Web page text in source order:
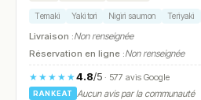
Temaki Yakitori Nigiri saumon Teriyaki
Livraison :Non renseignée
Réservation en ligne :Non renseignée
★★★★★4.8/5· 577 avis Google
RANKEAT
Aucun avis par la communauté